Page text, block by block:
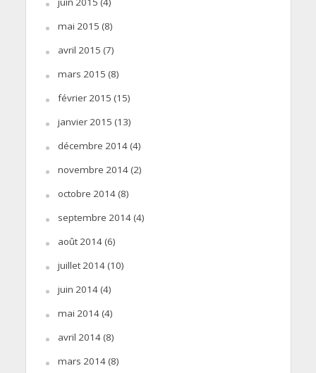
mai 2015 (8)
avril 2015 (7)
mars 2015 (8)
février 2015 (15)
janvier 2015 (13)
décembre 2014(4)
novembre 2014(2)
octobre 2014(8)
septembre 2014(4)
août 2014(6)
juillet 2014(10)
juin 2014(4)
mai 2014(4)
avril 2014(8)
mars 2014(8)